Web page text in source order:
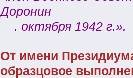
Доронин
__. октября 1942 г.».
От имени
образцовое